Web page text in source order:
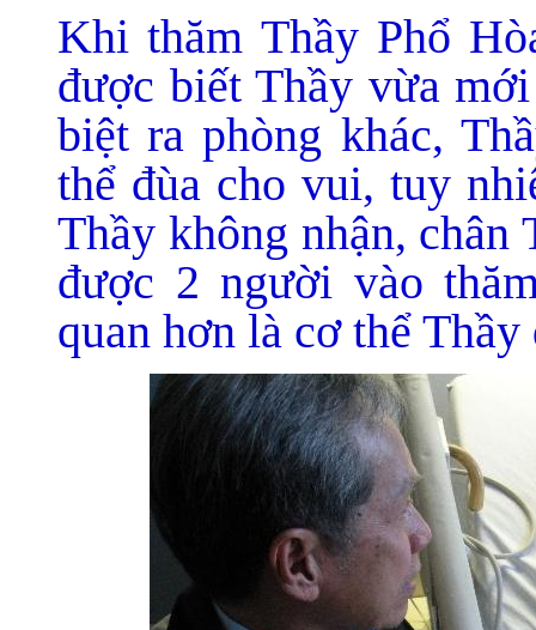
Khi thăm Thầy Phổ
được biết Thầy vừa
biệt ra phòng khác,
thể đùa cho vui, tuy
Thầy không nhận,
được 2 người vào
quan hơn là cơ thể